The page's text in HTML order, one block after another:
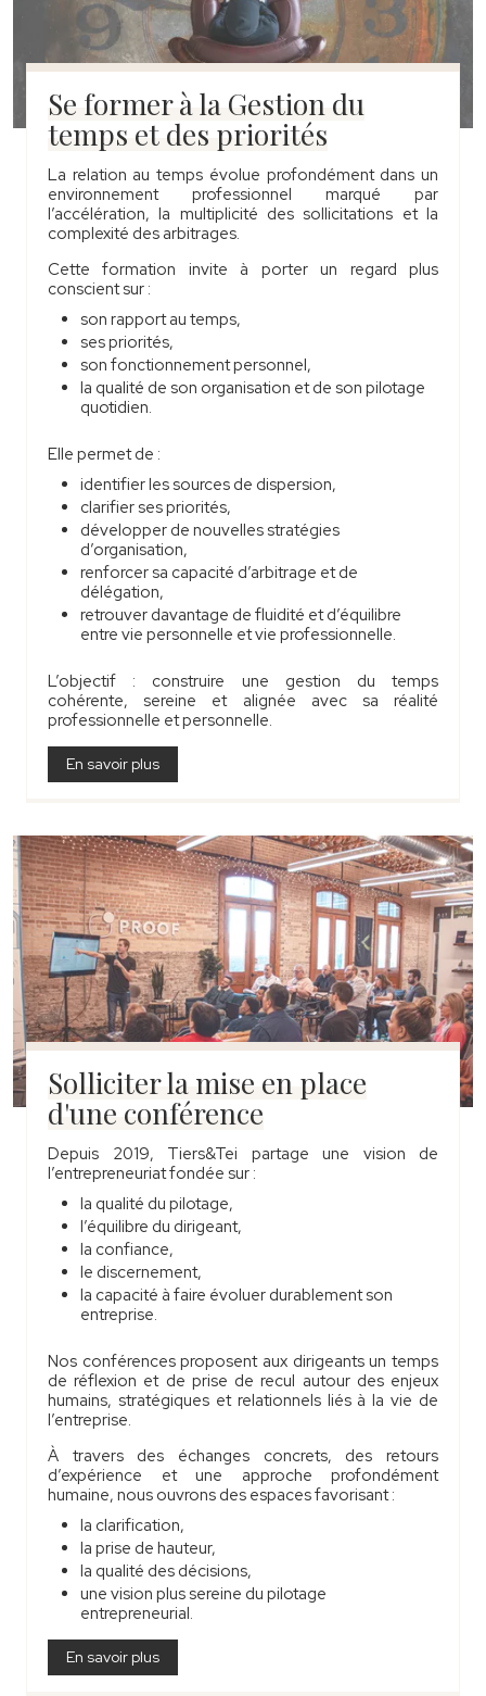
Se former à la Gestion du
temps et des priorités
La relation au temps évolue profondément dans un
environnement professionnel marqué par
l’accélération, la multiplicité des sollicitations et la
complexité des arbitrages.
Cette formation invite à porter un regard plus
conscient sur :
son rapport au temps,
ses priorités,
son fonctionnement personnel,
la qualité de son organisation et de son pilotage
quotidien.
Elle permet de :
identifier les sources de dispersion,
clarifier ses priorités,
développer de nouvelles stratégies
d’organisation,
renforcer sa capacité d’arbitrage et de
délégation,
retrouver davantage de fluidité et d’équilibre
entre vie personnelle et vie professionnelle.
L’objectif : construire une gestion du temps
cohérente, sereine et alignée avec sa réalité
professionnelle et personnelle.
En savoir plus
Solliciter la mise en place
d'une conférence
Depuis 2019, Tiers&Tei partage une vision de
l’entrepreneuriat fondée sur :
la qualité du pilotage,
l’équilibre du dirigeant,
la confiance,
le discernement,
la capacité à faire évoluer durablement son
entreprise.
Nos conférences proposent aux dirigeants un temps
de réflexion et de prise de recul autour des enjeux
humains, stratégiques et relationnels liés à la vie de
l’entreprise.
À travers des échanges concrets, des retours
d’expérience et une approche profondément
humaine, nous ouvrons des espaces favorisant :
la clarification,
la prise de hauteur,
la qualité des décisions,
une vision plus sereine du pilotage
entrepreneurial.
En savoir plus